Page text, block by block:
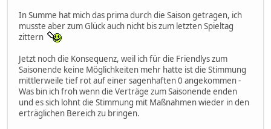
In Summe hat mich das prima durch die Saison getragen, ich
musste aber zum Glück auch nicht bis zum letzten Spieltag
zittern
Jetzt noch die Konsequenz, weil ich für die Friendlys zum
Saisonende keine Möglichkeiten mehr hatte ist die Stimmung
mittlerweile tief rot auf einer sagenhaften 0 angekommen -
Was bin ich froh wenn die Verträge zum Saisonende enden
und es sich lohnt die Stimmung mit Maßnahmen wieder in den
erträglichen Bereich zu bringen.